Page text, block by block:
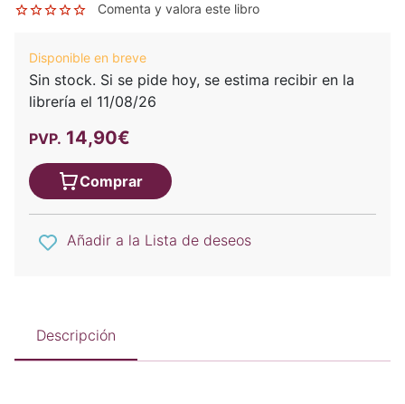
Comenta y valora este libro
Disponible en breve
Sin stock. Si se pide hoy, se estima recibir en la
librería el 11/08/26
PVP. 14,90€
Comprar
Añadir a la Lista de deseos
Descripción